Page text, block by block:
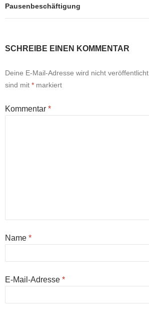
Pausenbeschäftigung
SCHREIBE EINEN KOMMENTAR
Deine E-Mail-Adresse wird nicht veröffentlicht.
sind mit * markiert
Kommentar *
Name *
E-Mail-Adresse *